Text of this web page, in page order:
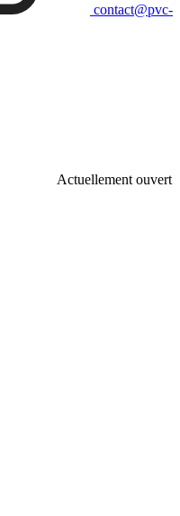
contact@pvc-
Actuellement ouvert